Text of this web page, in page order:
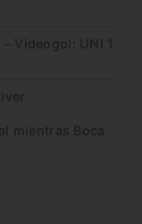
Videogol: UNI 1
mientras Boca